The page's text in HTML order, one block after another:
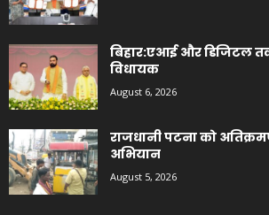
बिहार:एआई और डिजिटल
विधायक
August 6, 2026
राजधानी पटना को
अभियान
August 5, 2026